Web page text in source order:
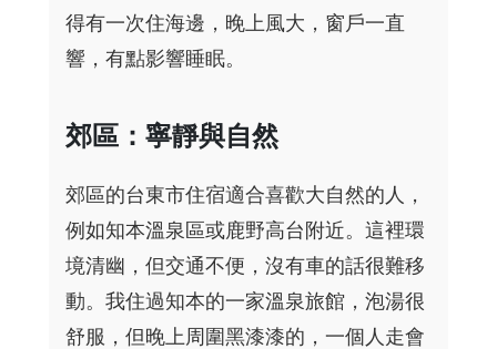
得有一次住海邊，晚上風大，窗戶一直
響，有點影響睡眠。
郊區：寧靜與自然
郊區的台東市住宿適合喜歡大自然的人，
例如知本溫泉區或鹿野高台附近。這裡環
境清幽，但交通不便，沒有車的話很難移
動。我住過知本的一家溫泉旅館，泡湯很
舒服，但晚上周圍黑漆漆的，一個人走會